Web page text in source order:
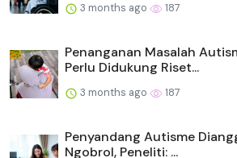
3 months ago 187
Penanganan Masalah
Perlu Didukung Riset...
3 months ago 187
Penyandang Autisme
Ngobrol, Peneliti: ...